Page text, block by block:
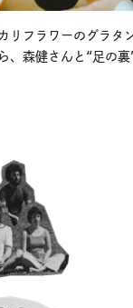
カリフラワーのグラタ
ら、森健さんと“足の